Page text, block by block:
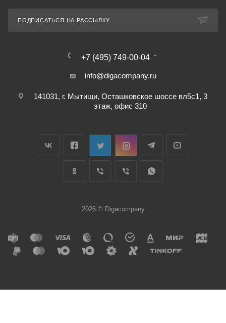
ПОДПИСАТЬСЯ НА РАССЫЛКУ
+7 (495) 749-00-04
info@digacompany.ru
141031, г. Мытищи, Осташковское шоссе вл5с1, 3
этаж, офис 310
2026 © Digacompany